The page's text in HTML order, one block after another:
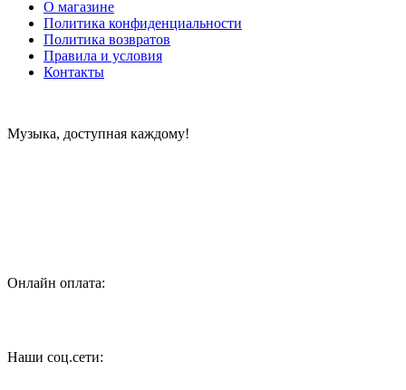
О магазине
Политика конфиденциальности
Политика возвратов
Правила и условия
Контакты
Музыка, доступная каждому!
Онлайн оплата:
Наши соц.сети: